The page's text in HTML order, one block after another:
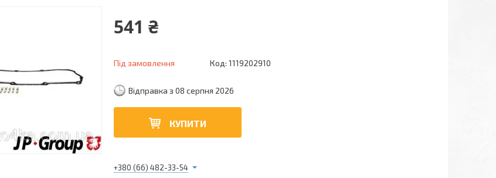
541 ₴
Під замовлення Код: 1119202910
Відправка з 08 серпня 2026
КУПИТИ
+380 (66) 482-33-54